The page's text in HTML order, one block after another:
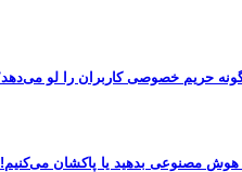
هوش مصنوعی بدهید یا پاکشان می‌کنیم!